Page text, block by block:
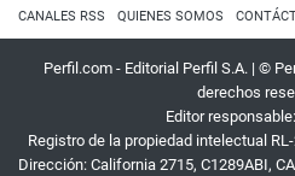
CANALES RSS QUIENES SOMOS
Perfil.com - Editorial Perfil S.A. | ©
derechos
Editor
Registro de la propiedad intelectual
Dirección: California 2715, C1289ABI,